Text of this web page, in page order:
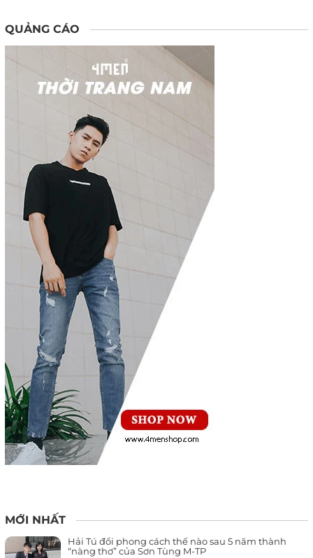
QUẢNG CÁO
MỚI NHẤT
Hải Tú đổi phong cách thế nào sau 5 năm thành
“nàng thơ” của Sơn Tùng M-TP